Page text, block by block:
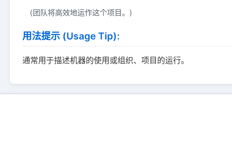
(团队将高效地运作这个项目。)
用法提示 (Usage Tip):
通常用于描述机器的使用或组织、项目的运行。